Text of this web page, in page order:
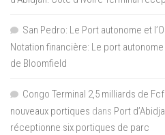
San Pedro: Le Port autonome et
Notation financière: Le port
de Bloomfield
Congo Terminal 2,5 milliards de
nouveaux portiques dans Port
réceptionne six portiques de parc